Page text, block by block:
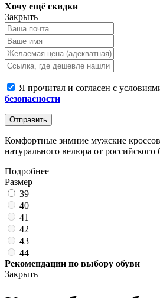
Хочу ещё скидки
Закрыть
Я прочитал и согласен с
безопасности
Отправить
Комфортные зимние мужские
натурального велюра от
Подробнее
Размер
39
40
41
42
43
44
Рекомендации по выбору обуви
Закрыть